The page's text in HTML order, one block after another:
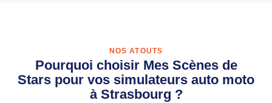
NOS ATOUTS
Pourquoi choisir Mes Scènes de
Stars pour vos simulateurs auto moto
à Strasbourg ?